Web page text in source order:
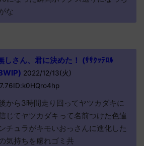
な
しさん、君に決めた！ (ｻｻｸｯﾃﾛﾙ
2022/12/13(火)
から3時間走り回ってヤツカダキに
じてヤツカダキって名前つけた色違
チュラがキモいおっさんに進化した
気持ちを慮れゴミ共